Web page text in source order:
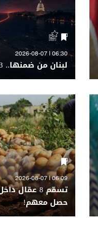
06:30 | 2026-08-07
لبنان من ضمنها.. 3 سيناريوهات تنتظر إيران وأميركا!
06:09 | 2026-08-07
تسمّم 8
حصل معهم!